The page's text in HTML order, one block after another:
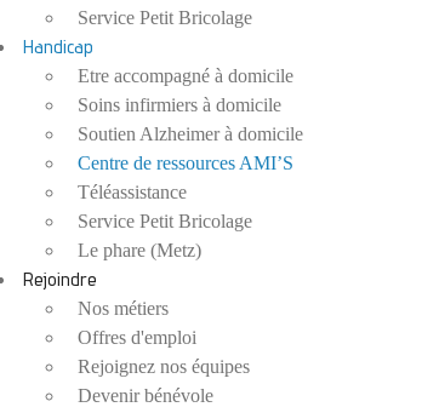
Service Petit Bricolage
Handicap
Etre accompagné à domicile
Soins infirmiers à domicile
Soutien Alzheimer à domicile
Centre de ressources AMI’S
Téléassistance
Service Petit Bricolage
Le phare (Metz)
Rejoindre
Nos métiers
Offres d'emploi
Rejoignez nos équipes
Devenir bénévole